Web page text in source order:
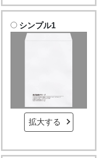
シンプル1
拡大する